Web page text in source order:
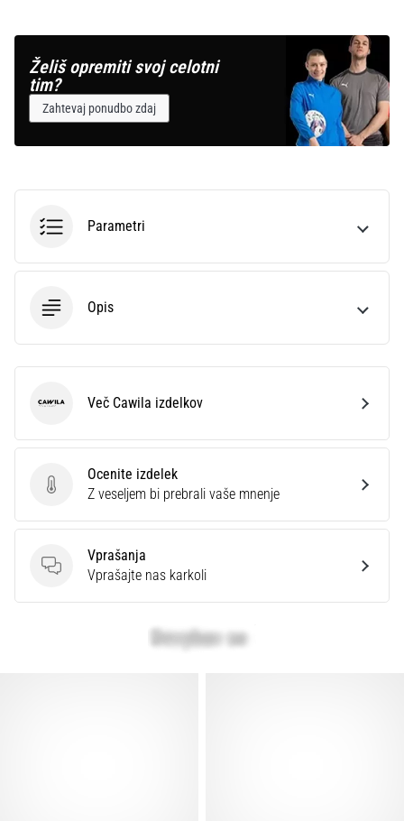
Želiš opremiti svoj celotni
tim?
Zahtevaj ponudbo zdaj
Parametri
Opis
Ocenite izdelek
Ocenite izdelek
Z veseljem bi prebrali vaše mnenje
Vprašanja
Vprašanja
Vprašajte nas karkoli
Cawila Več Cawila izdelkov